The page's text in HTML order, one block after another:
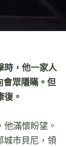
時，他一家人
會眾隱瞞。但
。
滿懷盼望。
城市貝尼，領